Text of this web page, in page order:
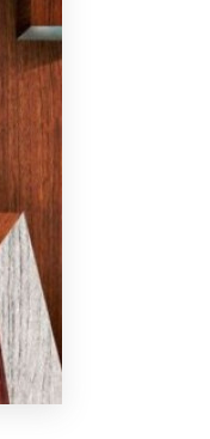
+370 667 80 541